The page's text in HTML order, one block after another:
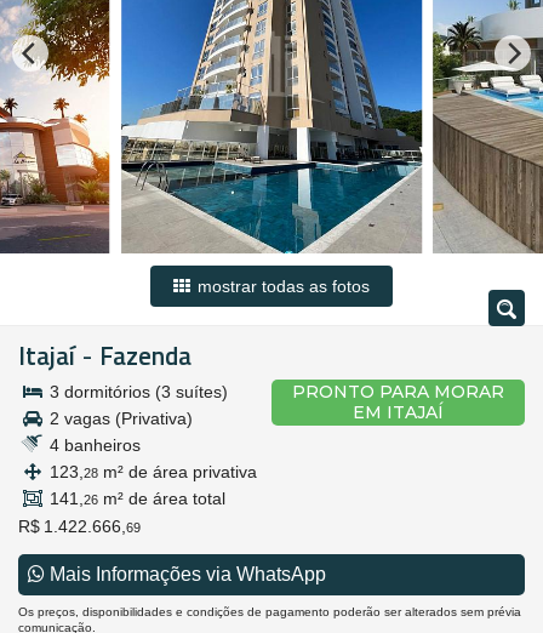
mostrar todas as fotos
Itajaí- Fazenda
PRONTO PARA MORAR
EM ITAJAÍ
3 dormitórios (3 suítes)
2 vagas (Privativa)
4 banheiros
123, 28 m² de área privativa
141, 26 m² de área total
R$ 1.422.666, 69
Mais Informações via WhatsApp
Os preços, disponibilidades e condições de pagamento poderão ser alterados sem prévia
comunicação.